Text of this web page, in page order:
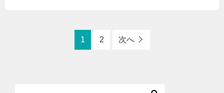
1 2 次へ